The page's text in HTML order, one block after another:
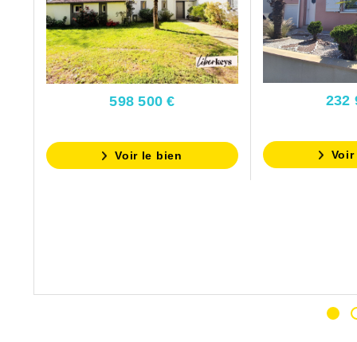
598 500 €
Voir le bien
232